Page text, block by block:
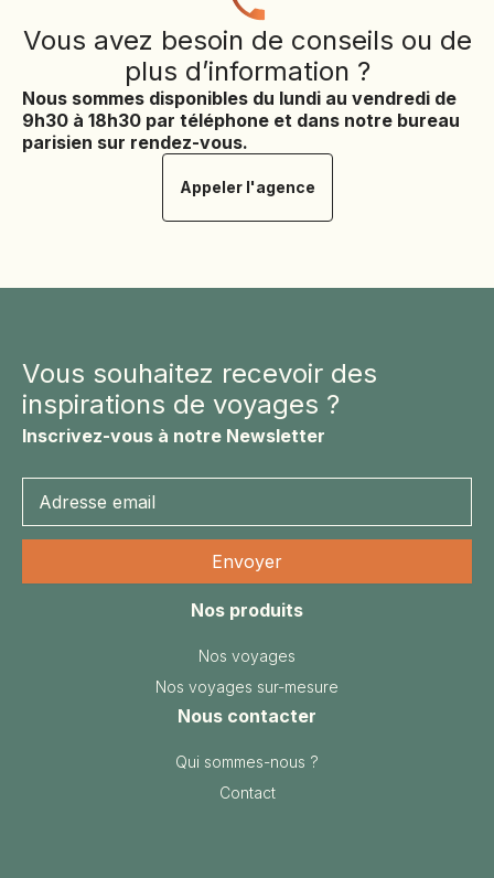
Vous avez besoin de conseils ou de
plus d’information ?
Nous sommes disponibles du lundi au vendredi de
9h30 à 18h30 par téléphone et dans notre bureau
parisien sur rendez-vous.
Appeler l'agence
Vous souhaitez recevoir des
inspirations de voyages ?
Inscrivez-vous à notre Newsletter
Nos produits
Nos voyages
Nos voyages sur-mesure
Nous contacter
Qui sommes-nous ?
Contact